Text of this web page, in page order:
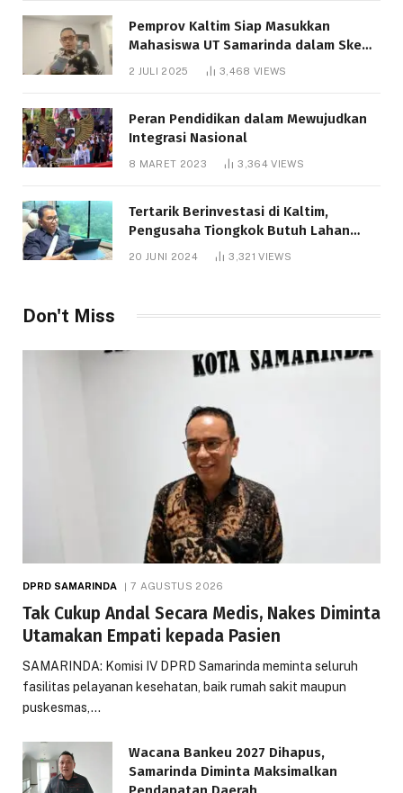
Pemprov Kaltim Siap Masukkan
Mahasiswa UT Samarinda dalam Skema
Bantuan Pendidikan Gratispol
2 JULI 2025 3,468 VIEWS
Peran Pendidikan dalam Mewujudkan
Integrasi Nasional
8 MARET 2023 3,364VIEWS
Tertarik Berinvestasi di Kaltim,
Pengusaha Tiongkok Butuh Lahan
1.000 Hektare
20 JUNI 2024 3,321VIEWS
Don't Miss
DPRD SAMARINDA 7 AGUSTUS 2026
Tak Cukup Andal Secara Medis, Nakes Diminta
Utamakan Empati kepada Pasien
SAMARINDA: Komisi IV DPRD Samarinda meminta seluruh
fasilitas pelayanan kesehatan, baik rumah sakit maupun
puskesmas,…
Wacana Bankeu 2027 Dihapus,
Samarinda Diminta Maksimalkan